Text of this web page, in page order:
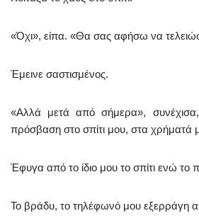
«Όχι», είπα. «Θα σας αφήσω να
Έμεινε σαστισμένος.
«Αλλά μετά από σήμερα»,
πρόσβαση στο σπίτι μου, στα χρήματά
Έφυγα από το ίδιο μου το σπίτι ενώ το
Το βράδυ, το τηλέφωνό μου εξερράγη